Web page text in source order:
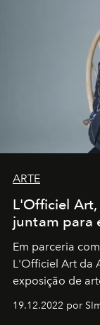
ARTE
L'Officiel Art,
juntam para
Em parceria
L'Officiel Art da
exposição de
19.12.2022 por